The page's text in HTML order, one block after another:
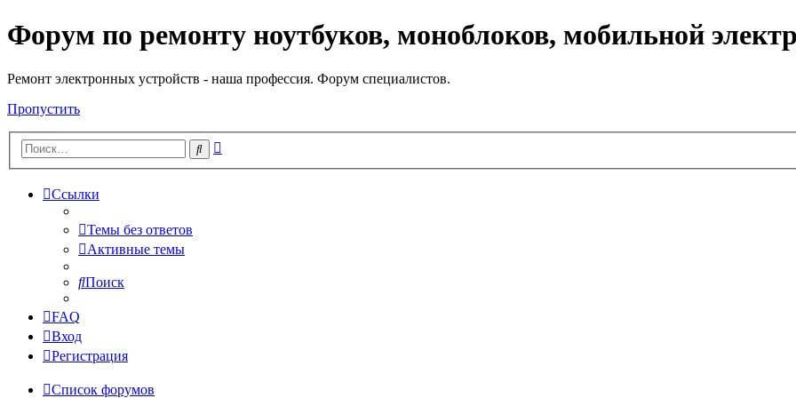
Регистрация
Форум по ремонту ноутбуков, моноблоков, мобильной
Ремонт электронных устройств - наша профессия. Форум специалистов.
Пропустить
Поиск
Ссылки
Темы без ответов
Активные темы
Поиск
FAQ
Вход
Регистрация
Список форумов